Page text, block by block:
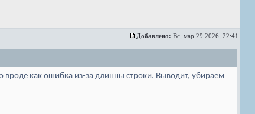
Добавлено: Вс, мар 29 2026, 22:41
вроде как ошибка из-за длинны строки. Выводит, убираем